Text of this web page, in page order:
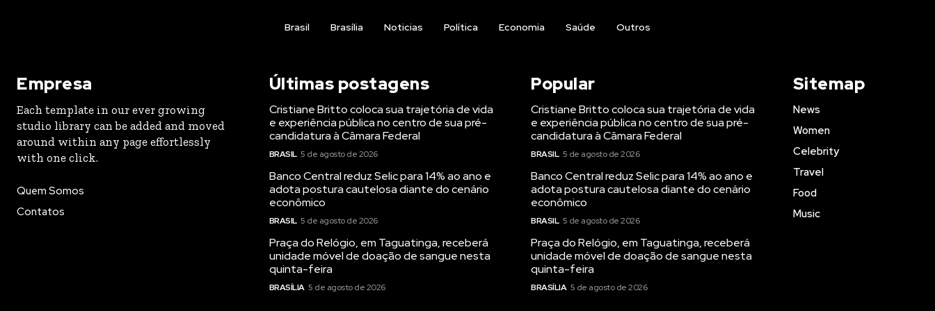
Brasil Brasília Noticias Política Economia Saúde Outros
Empresa
Each template in our ever growing
studio library can be added and moved
around within any page effortlessly
with one click.
Quem Somos
Contatos
Últimas postagens
Cristiane Britto coloca sua trajetória de vida
e experiência pública no centro de sua pré-
candidatura à Câmara Federal
BRASIL 5 de agosto de 2026
Banco Central reduz Selic para 14% ao ano e
adota postura cautelosa diante do cenário
econômico
BRASIL 5 de agosto de 2026
Praça do Relógio, em Taguatinga, receberá
unidade móvel de doação de sangue nesta
quinta-feira
BRASÍLIA 5 de agosto de 2026
Popular
Cristiane Britto coloca sua trajetória de vida
e experiência pública no centro de sua pré-
candidatura à Câmara Federal
BRASIL 5 de agosto de 2026
Banco Central reduz Selic para 14% ao ano e
adota postura cautelosa diante do cenário
econômico
BRASIL 5 de agosto de 2026
Praça do Relógio, em Taguatinga, receberá
unidade móvel de doação de sangue nesta
quinta-feira
BRASÍLIA 5 de agosto de 2026
Sitemap
News
Women
Celebrity
Travel
Food
Music